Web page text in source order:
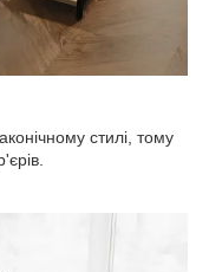
стилі, тому